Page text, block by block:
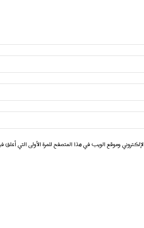
وموقع الويب في هذا المتصفح للمرة الأولى التي أعلق